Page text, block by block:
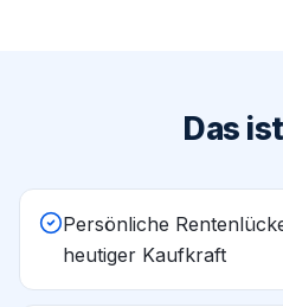
Das
Persönliche
heutiger Kaufkraft